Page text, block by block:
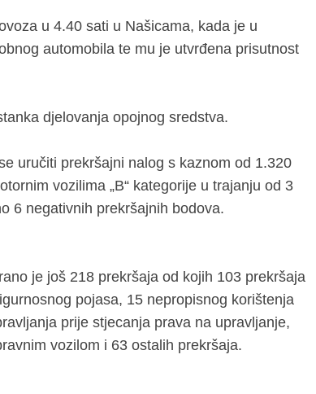
u 4.40 sati u Našicama, kada je u
automobila te mu je utvrđena prisutnost
djelovanja opojnog sredstva.
uručiti prekršajni nalog s kaznom od 1.320
vozilima „B“ kategorije u trajanju od 3
6 negativnih prekršajnih bodova.
je još 218 prekršaja od kojih 103 prekršaja
pojasa, 15 nepropisnog korištenja
prije stjecanja prava na upravljanje,
vozilom i 63 ostalih prekršaja.